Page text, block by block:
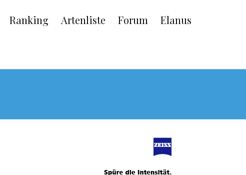
Ranking Artenliste Forum Elanus